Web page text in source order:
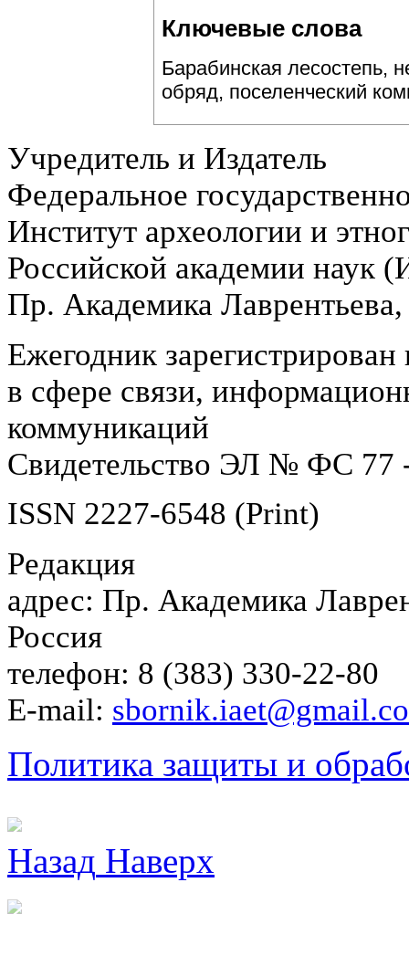
Ключевые слова
Барабинская лесостепь,
обряд, поселенческий
Учредитель и Издатель
Федеральное
Институт археологии и
Российской академии
Пр. Академика
Ежегодник
в сфере связи,
коммуникаций
Свидетельство ЭЛ № ФС 77
ISSN 2227-6548 (Print)
Редакция
адрес: Пр. Академика
Россия
телефон: 8 (383) 330-22-80
E-mail:
Политика защиты и
Назад Наверх